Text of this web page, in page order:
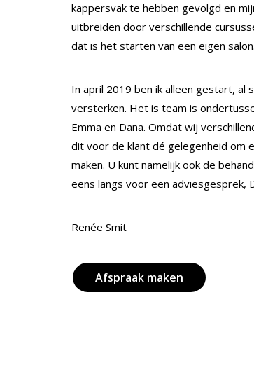
kappersvak te hebben gevolgd en
uitbreiden door verschillende
dat is het starten van een eigen salon.
In april 2019 ben ik alleen gestart, al
versterken. Het is team is
Emma en Dana. Omdat wij
dit voor de klant dé gelegenheid om
maken. U kunt namelijk ook de
eens langs voor een adviesgesprek,
Renée Smit
Afspraak maken